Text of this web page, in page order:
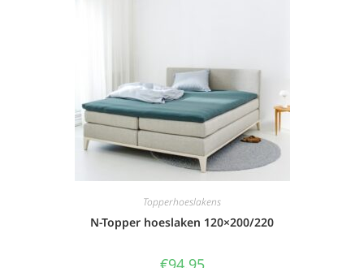
Topperhoeslakens
N-Topper hoeslaken 120×200/220
€94,95